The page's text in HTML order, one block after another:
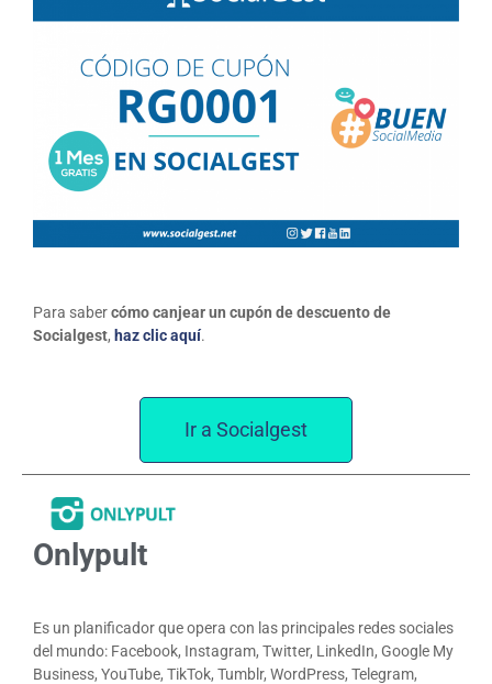
Para sabercómo canjear un cupón de descuento de
Socialgest, haz clic aquí.
Ir a Socialgest
Onlypult
Es un planificador que opera con las principales redes sociales
del mundo: Facebook, Instagram, Twitter, LinkedIn, Google My
Business, YouTube, TikTok, Tumblr, WordPress, Telegram,